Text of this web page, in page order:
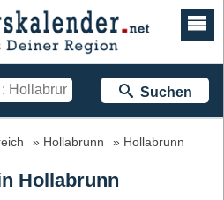
Suchen
Hollabrunn Hollabrunn
Hollabrunn